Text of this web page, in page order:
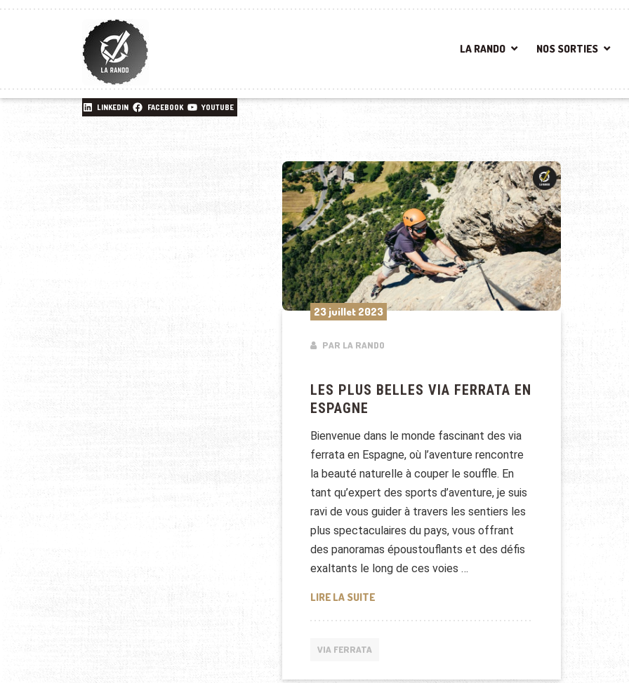
LA RANDO NOS SORTIES
LINKEDIN FACEBOOK YOUTUBE
23 juillet 2023
PAR LA RANDO
LES PLUS BELLES VIA FERRATA EN
ESPAGNE
Bienvenue dans le monde fascinant des via
ferrata en Espagne, où l’aventure rencontre
la beauté naturelle à couper le souffle. En
tant qu’expert des sports d’aventure, je suis
ravi de vous guider à travers les sentiers les
plus spectaculaires du pays, vous offrant
des panoramas époustouflants et des défis
exaltants le long de ces voies …
LIRE LA SUITELES PLUS BELLES VIA FERRATA EN ESPAGNE
VIA FERRATA